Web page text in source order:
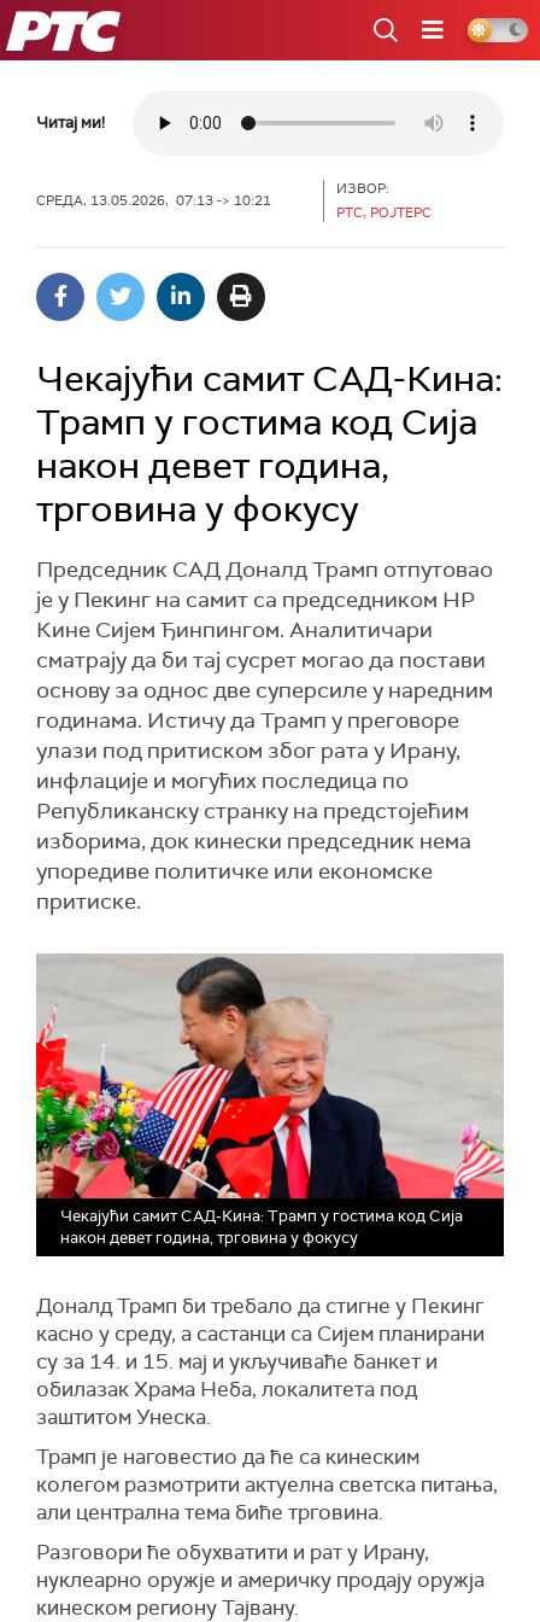
РТС
Читај ми!
СРЕДА, 13.05.2026, 07:13 -> 10:21
ИЗВОР:
РТС, РОЈТЕРС
Чекајући самит САД-Кина:
Трамп у гостима код Сија
након девет година,
трговина у фокусу
Председник САД Доналд Трамп отпутовао
је у Пекинг на самит са председником НР
Кине Сијем Ђинпингом. Аналитичари
сматрају да би тај сусрет могао да постави
основу за однос две суперсиле у наредним
годинама. Истичу да Трамп у преговоре
улази под притиском због рата у Ирану,
инфлације и могућих последица по
Републиканску странку на предстојећим
изборима, док кинески председник нема
упоредиве политичке или економске
притиске.
Чекајући самит САД-Кина: Трамп у гостима код Сија
након девет година, трговина у фокусу
Доналд Трамп би требало да стигне у Пекинг
касно у среду, а састанци са Сијем планирани
су за 14. и 15. мај и укључиваће банкет и
обилазак Храма Неба, локалитета под
заштитом Унеска.
Трамп је наговестио да ће са кинеским
колегом размотрити актуелна светска питања,
али централна тема биће трговина.
Разговори ће обухватити и рат у Ирану,
нуклеарно оружје и америчку продају оружја
кинеском региону Тајвану.